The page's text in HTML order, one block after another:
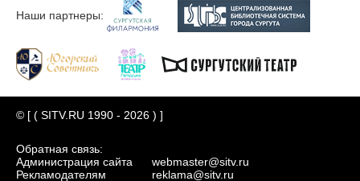
Наши партнеры:
© [ ( SITV.RU 1990 - 2026 ) ]
Обратная связь:
Администрация сайта
Рекламодателям
webmaster@sitv.ru
reklama@sitv.ru